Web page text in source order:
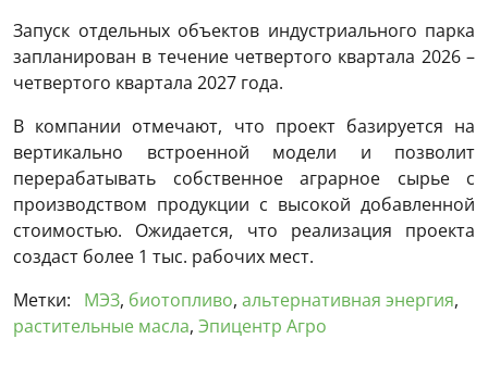
Запуск отдельных объектов индустриального парка
запланирован в течение четвертого квартала 2026 –
четвертого квартала 2027 года.
В компании отмечают, что проект базируется на
вертикально встроенной модели и позволит
перерабатывать собственное аграрное сырье с
производством продукции с высокой добавленной
стоимостью. Ожидается, что реализация проекта
создаст более 1 тыс. рабочих мест.
Метки:
МЭЗ, биотопливо, альтернативная энергия,
растительные масла, Эпицентр Агро